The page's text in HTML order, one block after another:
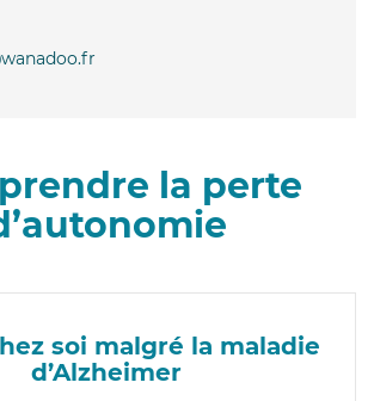
la perte
soi malgré la maladie
d’Alzheimer